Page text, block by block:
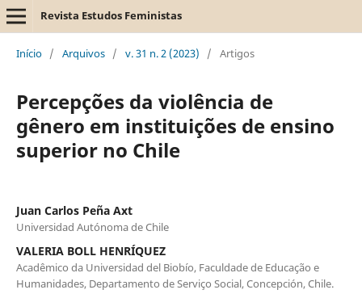
Revista Estudos Feministas
Início / Arquivos / v. 31 n. 2 (2023) / Artigos
Percepções da violência de
gênero em instituições de ensino
superior no Chile
Juan Carlos Peña Axt
Universidad Autónoma de Chile
VALERIA BOLL HENRÍQUEZ
Acadêmico da Universidad del Biobío, Faculdade de Educação e
Humanidades, Departamento de Serviço Social, Concepción, Chile.